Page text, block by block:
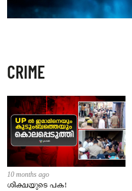
CRIME
10 months ago
ശിക്ഷയുടെ പക!